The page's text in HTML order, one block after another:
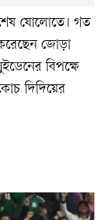
ষোলোতে। গত
করেছেন জোড়া
বিপক্ষে
দিদিয়ের